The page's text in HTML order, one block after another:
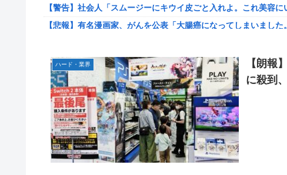
やる夫のダンジョン運営記183-雑談所ネタ118 懺悔小ネタ「創
の後」
【画像】お前らこの超美人容疑者が、整形か否か判定して！
【爆笑動画】ママさん「新しい洗濯機買って1発目に回したら
【ホロライブ】アキロゼ、映画をきっかけに「ちいかわ」にど
【ウマ娘】セイちゃんの攻撃力を見よ！！！
【画像】韓国人「日本人の間で『女が破滅的な人生を送るのを
【ワンピース】ゾロ「女だぞ」エネル「見ればわかる」←ここ
【警告】社会人「スムージーにキウイ皮ごと入れよ。これ美容
【悲報】有名漫画家、がんを公表「大腸癌になってしまいまし
被災地・熊本、泥酔者の通報が止まらず県警が異例のお願い
20代「50年ローンでええやろ」←これマジ？？？
【画像】「マスク美人さん、また我々を欺く」←海外でも流行
メトロイドプライム4 新品が2999円に…
【画像】日焼け口リの締まったお尻っていいよね！ｗｗｗｗｗ
欧州「日本だけ反則だろ…」 世界の『日本びいき』にヨーロッパ
思い通りに動かない熊本被災者に左派が我慢ならなくなった模
ハード・業界
【朗報
に殺到